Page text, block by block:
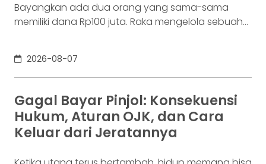
Bayangkan ada dua orang yang sama-sama
memiliki dana Rp100 juta. Raka mengelola sebuah
biaya operasional, hingga kebutuhan usaha
lainnya. Ia membutuhkan rekening yang membuat
dana mudah bergerak. Sementara itu, Dina memiliki
Rp100 juta yang belum akan digunakan selama
enam bulan. Ia justru ingin
2026-08-07
Gagal Bayar Pinjol: Konsekuensi
Hukum, Aturan OJK, dan Cara
Keluar dari Jeratannya